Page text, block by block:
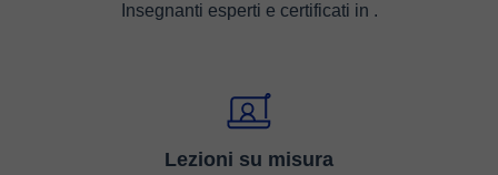
Insegnanti esperti e certificati in .
Lezioni su misura